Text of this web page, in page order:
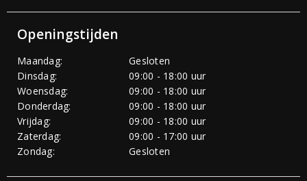
Openingstijden
Maandag:
Gesloten
Dinsdag:
09:00 - 18:00 uur
Woensdag:
09:00 - 18:00 uur
Donderdag:
09:00 - 18:00 uur
Vrijdag:
09:00 - 18:00 uur
Zaterdag:
09:00 - 17:00 uur
Zondag:
Gesloten